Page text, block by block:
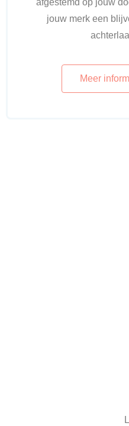
afgestemd op jouw
jouw merk een
Meer